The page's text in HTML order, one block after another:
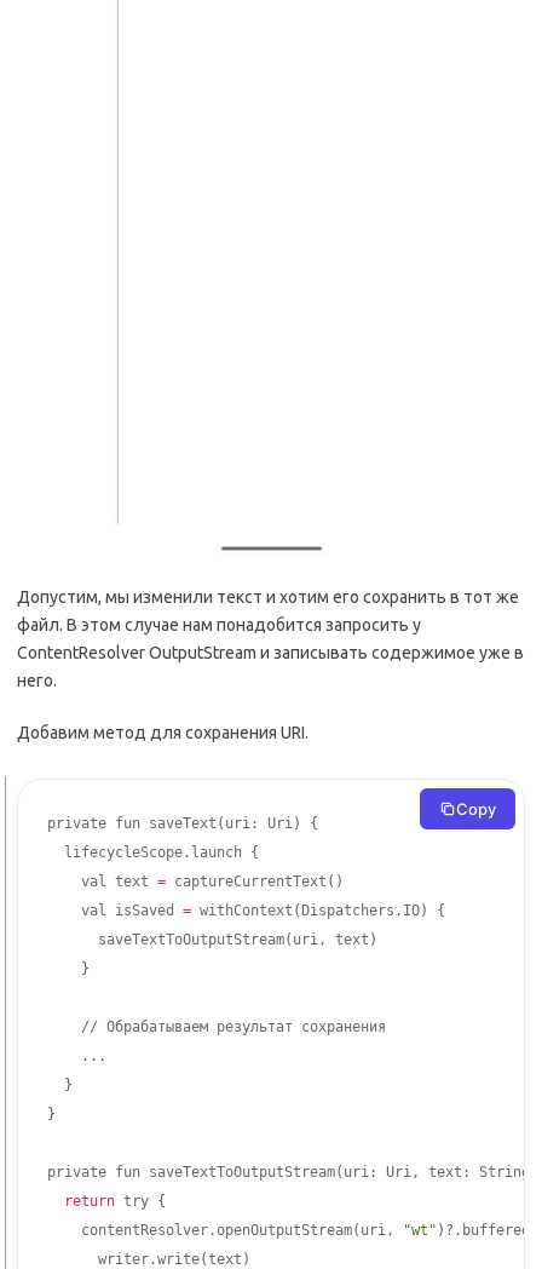
Допустим, мы изменили текст и хотим его сохранить в тот же
файл. В этом случае нам понадобится запросить у
ContentResolver OutputStream и записывать содержимое уже в
него.
Добавим метод для сохранения URI.
private fun saveText ( uri: Uri)
{
  lifecycleScope.launch
{
    val text
= captureCurrentText ( )
    val isSaved
= withContext ( Dispatchers.IO)
{
      saveTextToOutputStream
( uri, text )
}
    // Обрабатываем результат сохранения
.. .
}
}
private fun saveTextToOutputStream( uri: Uri, text: String
return try {
    contentResolver.openOutputStream
( uri, "wt" )
      writer.write
(text )
Copy